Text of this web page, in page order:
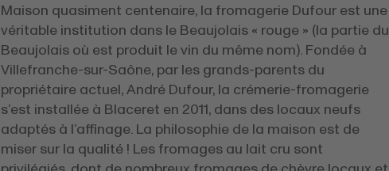
Maison quasiment centenaire, la fromagerie Dufour est une
véritable institution dans le Beaujolais « rouge » (la partie du
Beaujolais où est produit le vin du même nom). Fondée à
Villefranche-sur-Saône, par les grands-parents du
propriétaire actuel, André Dufour, la crémerie-fromagerie
s’est installée à Blaceret en 2011, dans des locaux neufs
adaptés à l’affinage. La philosophie de la maison est de
miser sur la qualité ! Les fromages au lait cru sont